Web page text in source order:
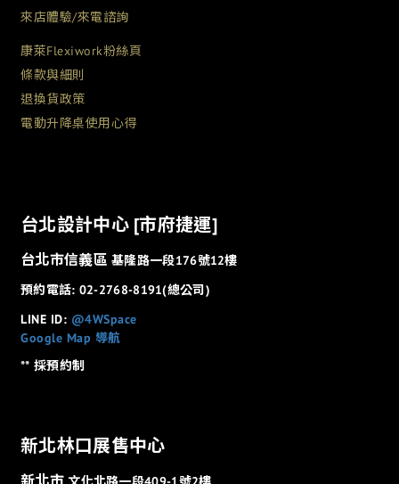
來店體驗/來電諮詢
康萊Flexiwork粉絲頁
條款與細則
退換貨政策
電動升降桌使用心得
台北設計中心 [市府捷運]
台北市信義區基隆路一段176號12樓
預約電話: 02-2768-8191(總公司)
LINE ID: @4WSpace
Google Map 導航
** 採預約制
新北林口展售中心